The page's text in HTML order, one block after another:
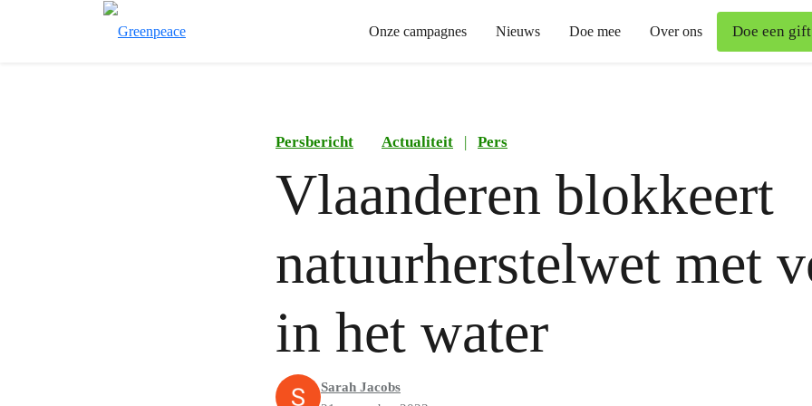
Onze campagnes Nieuws Doe mee Over ons Doe een gift
Persbericht Actualiteit | Pers
Vlaanderen blokkeert
natuurherstelwet met
in het water
Sarah Jacobs